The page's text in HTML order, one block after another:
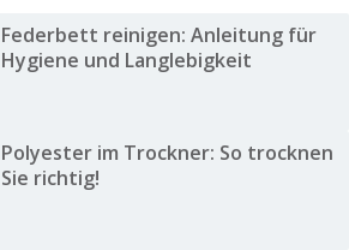
Federbett reinigen: Anleitung für
Hygiene und Langlebigkeit
Polyester im Trockner: So trocknen
Sie richtig!